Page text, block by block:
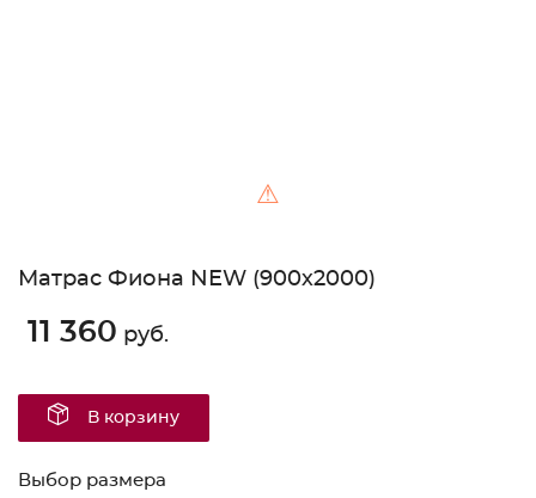
⚠
Матрас Фиона NEW (900х2000)
11 360 руб.
В корзину
Выбор размера